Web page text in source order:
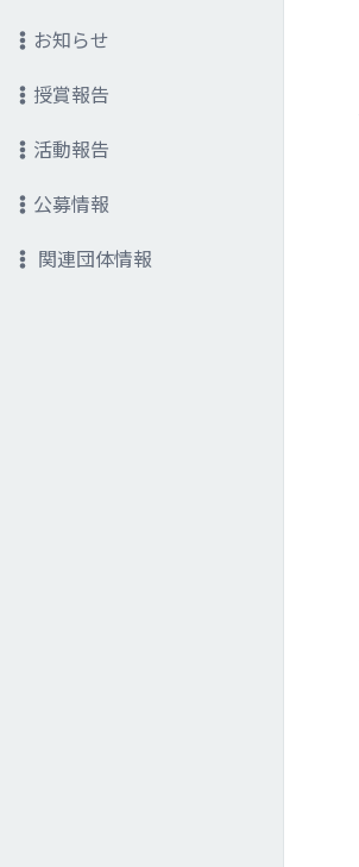
お知らせ
授賞報告
活動報告
公募情報
関連団体情報